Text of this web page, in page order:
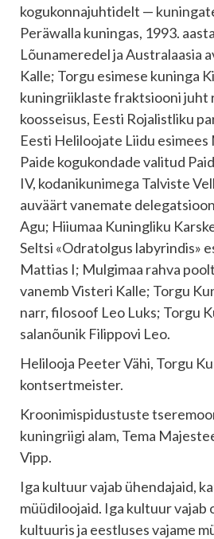
kogukonnajuhtidelt —
Peräwalla kuningas, 1993.
Lõunameredel ja Australaasia
Kalle; Torgu esimese kuninga
kuningriiklaste fraktsiooni juht
koosseisus, Eesti Rojalistliku
Eesti Heliloojate Liidu
Paide kogukondade valitud
IV, kodanikunimega Talviste
auväärt vanemate
Agu; Hiiumaa Kuningliku
Seltsi «Odratolgus labyrindis»
Mattias I; Mulgimaa rahva
vanemb Visteri Kalle; Torgu
narr, filosoof Leo Luks; Torgu
salanõunik Filippovi Leo.
Helilooja Peeter Vähi, Torgu
kontsertmeister.
Kroonimispidustuste
kuningriigi alam, Tema
Vipp.
Iga kultuur vajab ühendajaid,
müüdiloojaid. Iga kultuur vajab
kultuuris ja eestluses vajame